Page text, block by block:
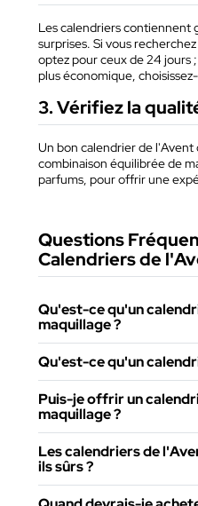
Les calendriers contiennent
surprises. Si vous
optez pour ceux de 24 jours
plus économique,
3. Vérifiez la
Un bon calendrier de
combinaison équilibrée de
parfums, pour offrir une
Questions
Calendriers de
Qu'est-ce qu'un
maquillage ?
Qu'est-ce qu'un
Puis-je offrir un
maquillage ?
Les calendriers de
ils sûrs ?